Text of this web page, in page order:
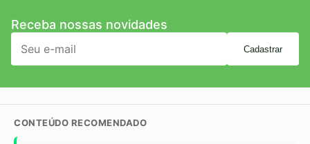
Receba nossas novidades
Cadastrar
CONTEÚDO RECOMENDADO